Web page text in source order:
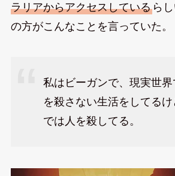
ラリアからアクセスしているら
の方がこんなことを言っていた。
私はビーガンで、現実世
を殺さない生活をしてるけ
では人を殺してる。